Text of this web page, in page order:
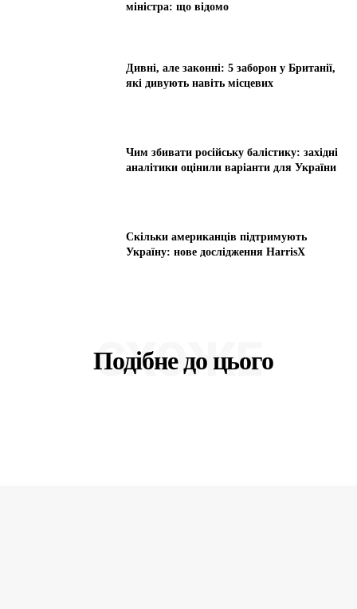
міністра: що відомо
Дивні, але законні: 5 заборон у Британії,
які дивують навіть місцевих
Чим збивати російську балістику: західні
аналітики оцінили варіанти для України
Скільки американців підтримують
Україну: нове дослідження HarrisX
Подібне до цього
СХОЖЕ